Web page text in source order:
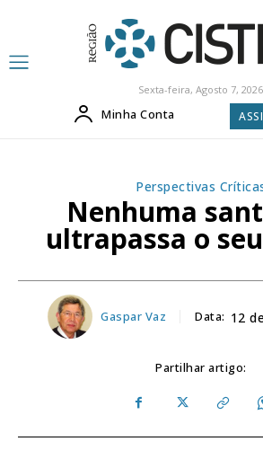
Sexta-feira, Agosto 7, 2026
Minha Conta
Perspectivas
Nenhuma
ultrapassa o
Gaspar Vaz Data: 12
Partilhar artigo: